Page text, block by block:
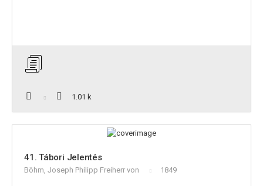
1.01 k
41. Tábori Jelentés
Böhm, Joseph Philipp Freiherr von 1849